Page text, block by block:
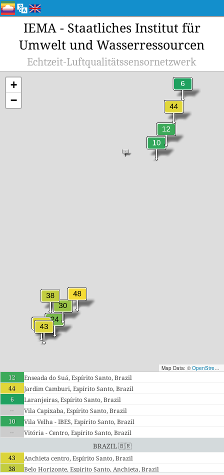
IEMA - Staatliches Institut für
Umwelt und Wasserressourcen
Echtzeit-Luftqualitätssensornetzwerk
+
−
Map Data: © OpenStreetMap contributors
12
Enseada do Suá, Espírito Santo, Brazil
44
Jardim Camburi, Espírito Santo, Brazil
6
Laranjeiras, Espírito Santo, Brazil
--
Vila Capixaba, Espírito Santo, Brazil
10
Vila Velha - IBES, Espírito Santo, Brazil
--
Vitória - Centro, Espírito Santo, Brazil
Brazil 🇧🇷
43
Anchieta centro, Espírito Santo, Brazil
38
Belo Horizonte, Espírito Santo, Anchieta, Brazil